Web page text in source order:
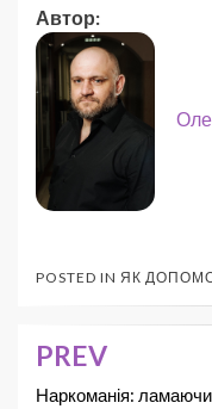
Автор:
POSTED IN ЯК
PREV
Наркоманія: